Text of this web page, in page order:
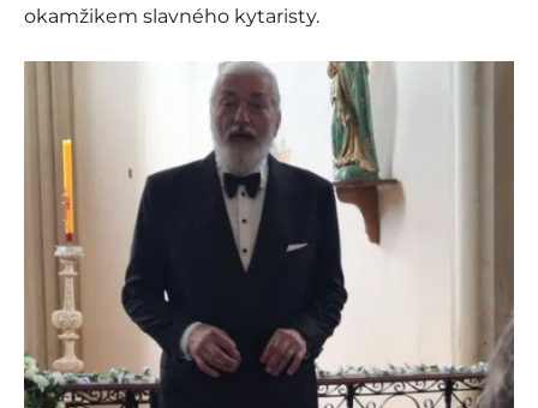
okamžikem slavného kytaristy.